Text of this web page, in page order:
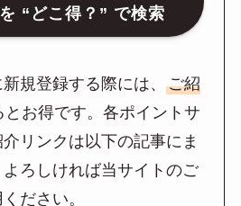
“どこ得？” で検索
規登録する際には、ご紹
とお得です。各ポイントサ
リンクは以下の記事にま
ろしければ当サイトのご
ださい。